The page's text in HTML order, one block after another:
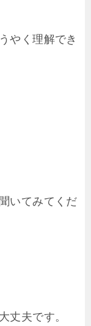
やく理解でき
いてみてくだ
丈夫です。